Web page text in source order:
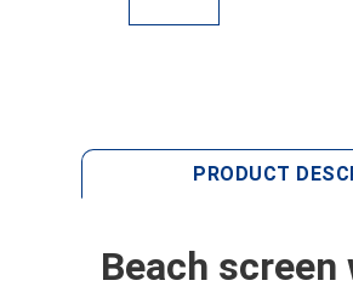
PRODUCT
Beach